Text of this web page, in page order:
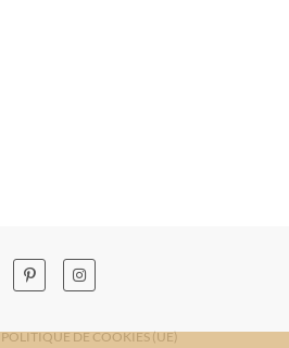
POLITIQUE DE COOKIES (UE)